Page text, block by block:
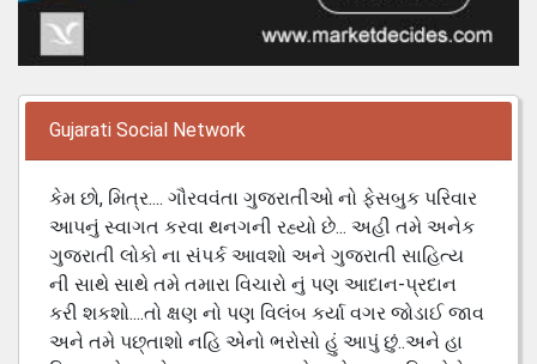
Gujarati Social Network
કેમ છો, મિત્ર.... ગૌરવવંતા ગુજરાતીઓ નો ફેસબુક પરિવાર
આપનું સ્વાગત કરવા થનગની રહ્યો છે... અહી તમે અનેક
ગુજરાતી લોકો ના સંપર્ક આવશો અને ગુજરાતી સાહિત્ય
ની સાથે સાથે તમે તમારા વિચારો નું પણ આદાન-પ્રદાન
કરી શકશો....તો ક્ષણ નો પણ વિલંબ કર્યા વગર જોડાઈ જાવ
અને તમે પછ્તાશો નહિ એનો ભરોસો હું આપું છું..અને હા